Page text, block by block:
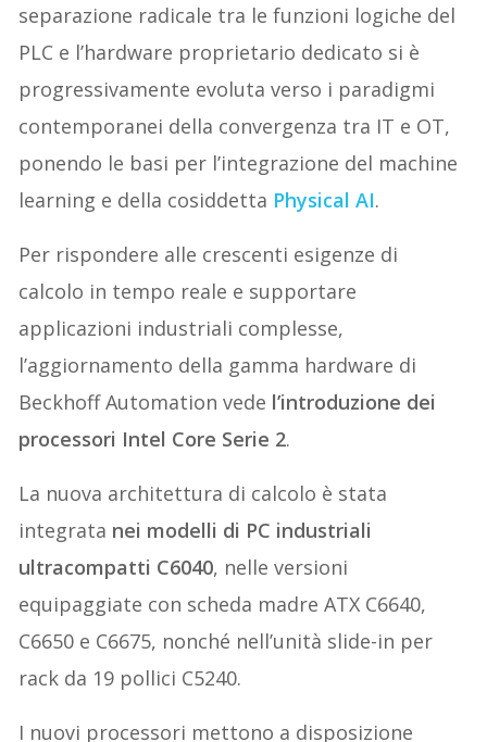
separazione radicale tra le funzioni logiche del
PLC e l’hardware proprietario dedicato si è
progressivamente evoluta verso i paradigmi
contemporanei della convergenza tra IT e OT,
ponendo le basi per l’integrazione del machine
learning e della cosiddetta Physical AI.
Per rispondere alle crescenti esigenze di
calcolo in tempo reale e supportare
applicazioni industriali complesse,
l’aggiornamento della gamma hardware di
Beckhoff Automation vede l’introduzione dei
processori Intel Core Serie 2.
La nuova architettura di calcolo è stata
integrata nei modelli di PC industriali
ultracompatti C6040, nelle versioni
equipaggiate con scheda madre ATX C6640,
C6650 e C6675, nonché nell’unità slide-in per
rack da 19 pollici C5240.
I nuovi processori mettono a disposizione